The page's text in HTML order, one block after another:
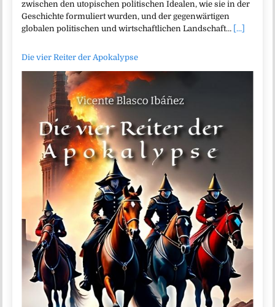
zwischen den utopischen politischen Idealen, wie sie in der
Geschichte formuliert wurden, und der gegenwärtigen
globalen politischen und wirtschaftlichen Landschaft… [...]
Die vier Reiter der Apokalypse